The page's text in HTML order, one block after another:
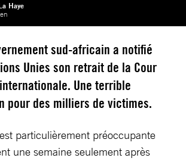
Haye
sud-africain a notifié
Unies son retrait de la Cour
Une terrible
pour des milliers de victimes.
particulièrement préoccupante
une semaine seulement après